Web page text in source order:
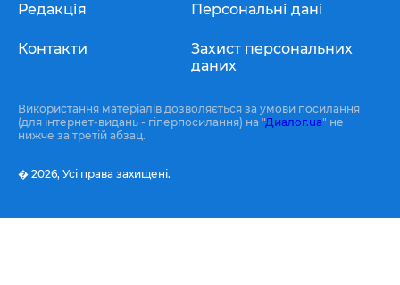
Редакція
Контакти
Персональні дані
Захист персональних
даних
Використання матеріалів дозволяється за умови посилання
(для інтернет-видань - гіперпосилання) на "Диалог.ua" не
нижче за третій абзац.
� 2026, Усі права захищені.